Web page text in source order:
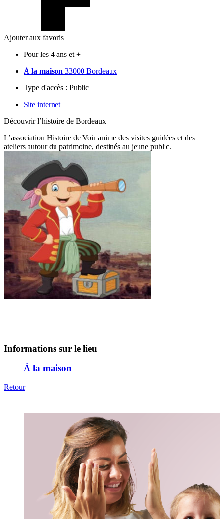
Ajouter aux favoris
Pour les 4 ans et +
À la maison 33000 Bordeaux
Type d'accès : Public
Site internet
Découvrir l’histoire de Bordeaux
L’association Histoire de Voir anime des visites guidées et des
ateliers autour du patrimoine, destinés au jeune public.
Informations sur le lieu
À la maison
Retour